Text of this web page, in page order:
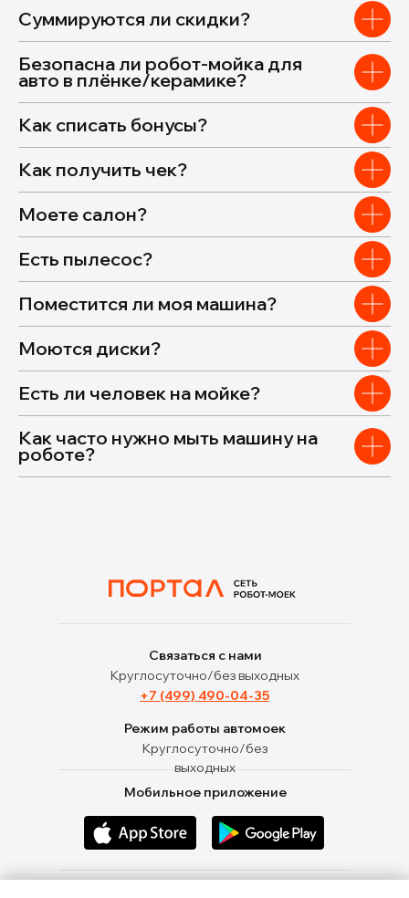
Суммируются ли скидки?
Безопасна ли робот-мойка для
авто в плёнке/керамике?
Как списать бонусы?
Как получить чек?
Моете салон?
Есть пылесос?
Поместится ли моя машина?
Моются диски?
Есть ли человек на мойке?
Как часто нужно мыть машину на
роботе?
+7 (499) 490-04-35
Круглосуточно/без
выходных
Связаться с нами
Режим работы автомоек
Круглосуточно/без выходных
Мобильное приложение